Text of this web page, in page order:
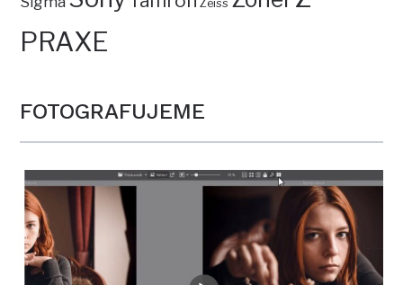
Zeiss
PRAXE
FOTOGRAFUJEME